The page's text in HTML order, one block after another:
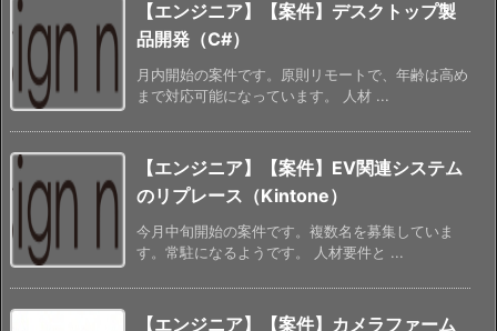
【エンジニア】【案件】デスクトップ製
品開発（C#）
月内開始の案件です。原則リモートで、年齢は高め
まで対応可能になっています。 人材 ...
【エンジニア】【案件】EV関連システム
のリプレース（Kintone）
今月中旬開始の案件です。複数名を募集していま
す。常駐になるようです。 人材要件と ...
【エンジニア】【案件】カメラファーム